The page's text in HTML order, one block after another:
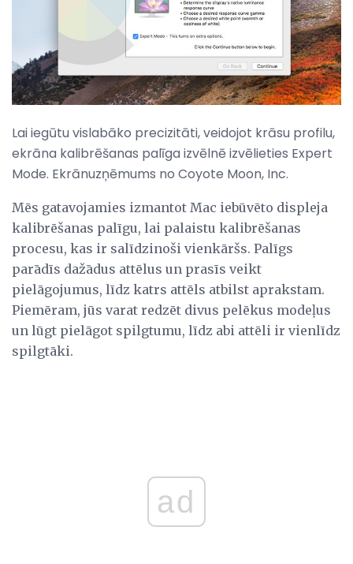
Lai iegūtu vislabāko precizitāti, veidojot krāsu profilu,
ekrāna kalibrēšanas palīga izvēlnē izvēlieties Expert
Mode. Ekrānuzņēmums no Coyote Moon, Inc.
Mēs gatavojamies izmantot Mac iebūvēto displeja
kalibrēšanas palīgu, lai palaistu kalibrēšanas
procesu, kas ir salīdzinoši vienkāršs. Palīgs
parādīs dažādus attēlus un prasīs veikt
pielāgojumus, līdz katrs attēls atbilst aprakstam.
Piemēram, jūs varat redzēt divus pelēkus modeļus
un lūgt pielāgot spilgtumu, līdz abi attēli ir vienlīdz
spilgtāki.
ad